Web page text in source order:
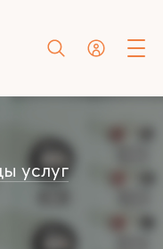
услуг